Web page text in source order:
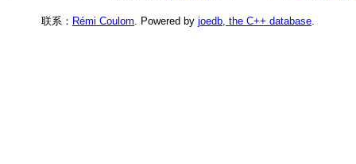
联系： Rémi Coulom . Powered by joedb, the C++ database